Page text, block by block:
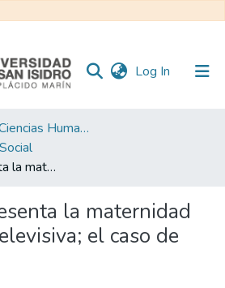
Log In (current)
Facultad de Ciencias Humanas y Sociales
Cómo se representa la maternidad en una serie televisiva; el caso de friends
la maternidad
el caso de